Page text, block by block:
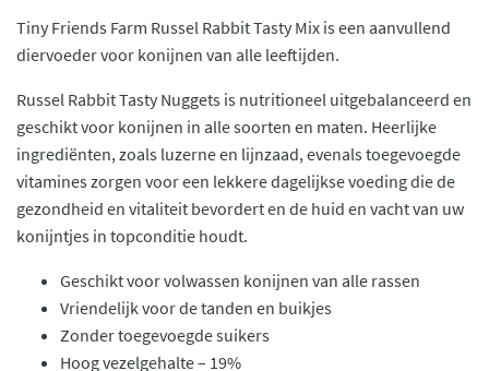
Tiny Friends Farm Russel Rabbit Tasty Mix is een aanvullend
diervoeder voor konijnen van alle leeftijden.
Russel Rabbit Tasty Nuggets is nutritioneel uitgebalanceerd en
geschikt voor konijnen in alle soorten en maten. Heerlijke
ingrediënten, zoals luzerne en lijnzaad, evenals toegevoegde
vitamines zorgen voor een lekkere dagelijkse voeding die de
gezondheid en vitaliteit bevordert en de huid en vacht van uw
konijntjes in topconditie houdt.
Geschikt voor volwassen konijnen van alle rassen
Vriendelijk voor de tanden en buikjes
Zonder toegevoegde suikers
Hoog vezelgehalte – 19%